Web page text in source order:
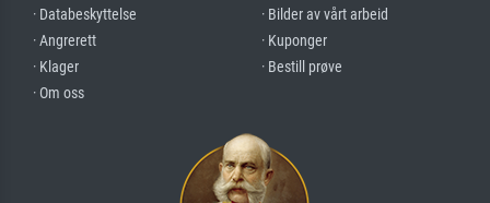
· Databeskyttelse
· Angrerett
· Klager
· Om oss
· Bilder av vårt arbeid
· Kuponger
· Bestill prøve